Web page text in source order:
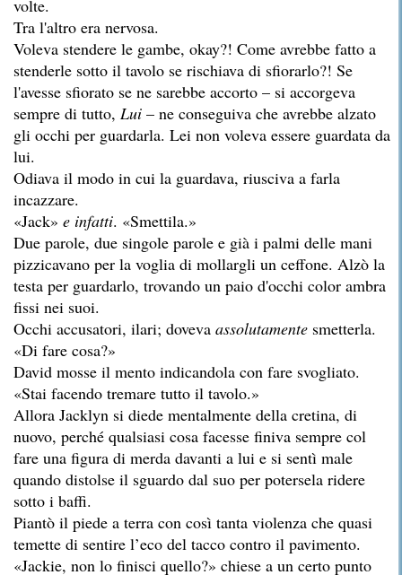
volte.
Tra l'altro era nervosa.
Voleva stendere le gambe, okay?! Come avrebbe fatto a
stenderle sotto il tavolo se rischiava di sfiorarlo?! Se
l'avesse sfiorato se ne sarebbe accorto – si accorgeva
sempre di tutto, Lui – ne conseguiva che avrebbe alzato
gli occhi per guardarla. Lei non voleva essere guardata da
lui.
Odiava il modo in cui la guardava, riusciva a farla
incazzare.
«Jack» e infatti. «Smettila.»
Due parole, due singole parole e già i palmi delle mani
pizzicavano per la voglia di mollargli un ceffone. Alzò la
testa per guardarlo, trovando un paio d'occhi color ambra
fissi nei suoi.
Occhi accusatori, ilari; doveva assolutamente smetterla.
«Di fare cosa?»
David mosse il mento indicandola con fare svogliato.
«Stai facendo tremare tutto il tavolo.»
Allora Jacklyn si diede mentalmente della cretina, di
nuovo, perché qualsiasi cosa facesse finiva sempre col
fare una figura di merda davanti a lui e si sentì male
quando distolse il sguardo dal suo per potersela ridere
sotto i baffi.
Piantò il piede a terra con così tanta violenza che quasi
temette di sentire l’eco del tacco contro il pavimento.
«Jackie, non lo finisci quello?» chiese a un certo punto